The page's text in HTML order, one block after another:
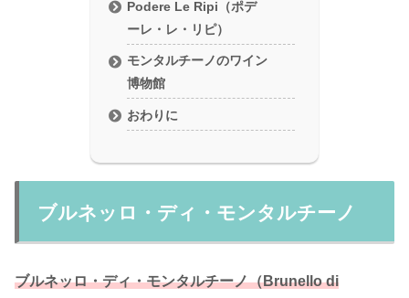
Podere Le Ripi（ポデ
ーレ・レ・リピ）
モンタルチーノのワイン
博物館
おわりに
ブルネッロ・ディ・モンタルチーノ
ブルネッロ・ディ・モンタルチーノ（Brunello di